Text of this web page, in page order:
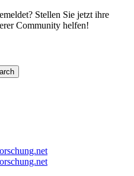
Stellen Sie jetzt ihre
Community helfen!